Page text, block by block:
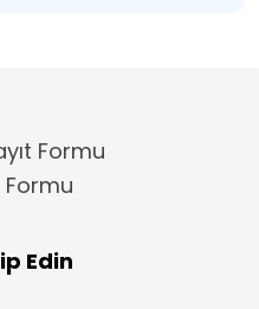
Formu
Formu
Edin